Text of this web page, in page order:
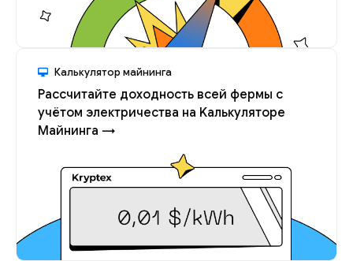
Калькулятор майнинга
Рассчитайте доходность всей фермы с
учётом электричества на Kалькуляторе
Майнинга →